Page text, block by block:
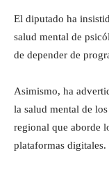
El diputado ha
salud mental de
de depender de
Asimismo, ha
la salud mental de
regional que aborde
plataformas digitales.